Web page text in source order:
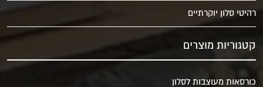
רהיטי סלון יוקרתיים
קטגוריות מוצרים
כורסאות מעוצבות לסלון